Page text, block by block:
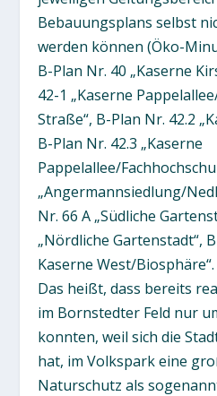
Bebauungsplans selbst
werden können (Öko-
B-Plan Nr. 40 „Kaserne
42-1 „Kaserne
Straße“, B-Plan Nr. 42.2
B-Plan Nr. 42.3 „Kaserne
Pappelallee/
„Angermannsiedlung/
Nr. 66 A „Südliche
„Nördliche Gartenstadt“,
Kaserne West/Biosphäre“.
Das heißt, dass bereits
im Bornstedter Feld nur
konnten, weil sich die
hat, im Volkspark eine
Naturschutz als